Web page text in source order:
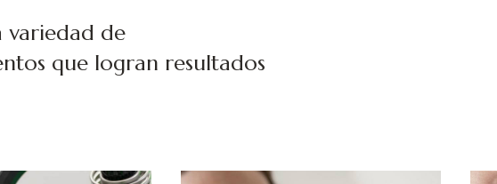
variedad de
que logran resultados